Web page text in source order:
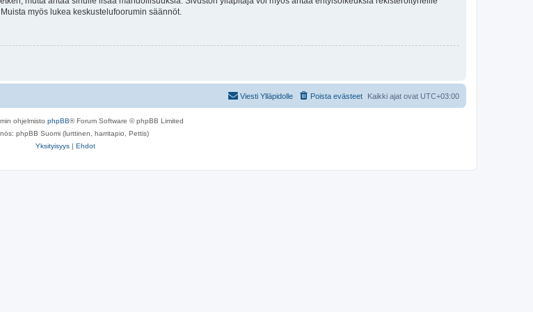
myös lukea keskustelufoorumin säännöt.
Kaikki ajat ovat UTC+03:00
Poista evästeet
Viesti Ylläpidolle
ohjelmisto phpBB® Forum Software © phpBB Limited
phpBB Suomi (lurttinen, harritapio, Pettis)
Yksityisyys | Ehdot